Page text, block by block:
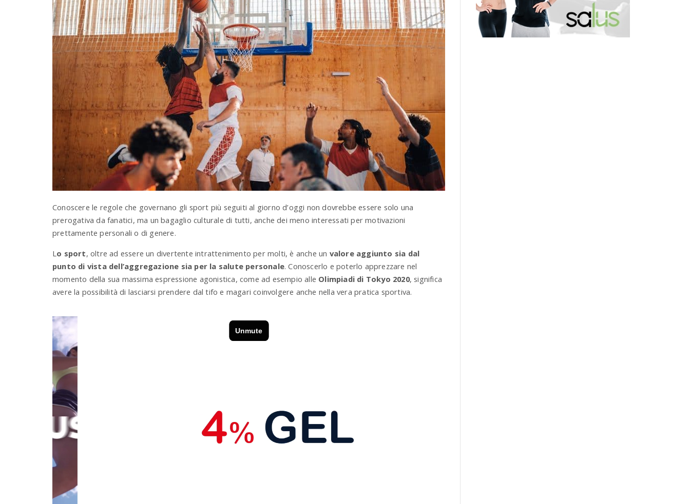
Conoscere le regole che governano gli sport più seguiti al giorno d’oggi non dovrebbe essere solo una
prerogativa da fanatici, ma un bagaglio culturale di tutti, anche dei meno interessati per motivazioni
prettamente personali o di genere.
L o sport, oltre ad essere un divertente intrattenimento per molti, è anche un valore aggiunto sia dal
punto di vista dell’aggregazione sia per la salute personale. Conoscerlo e poterlo apprezzare nel
momento della sua massima espressione agonistica, come ad esempio alle Olimpiadi di Tokyo 2020, significa
avere la possibilità di lasciarsi prendere dal tifo e magari coinvolgere anche nella vera pratica sportiva.